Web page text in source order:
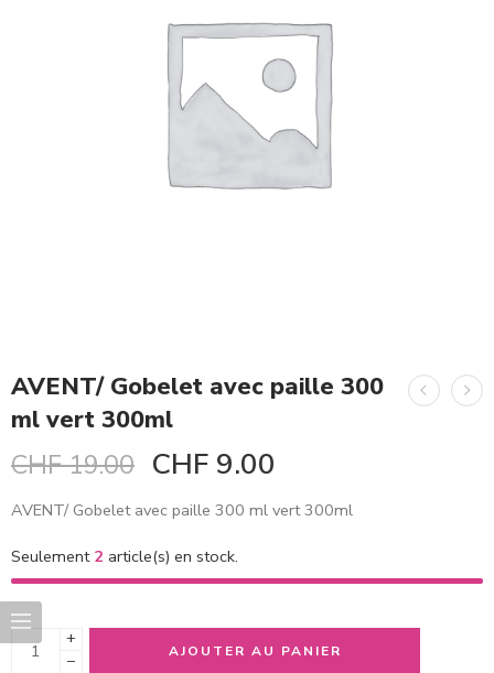
AVENT/ Gobelet avec paille 300
ml vert 300ml
CHF19.00 CHF 9.00
AVENT/ Gobelet avec paille 300 ml vert 300ml
Seulement 2 article(s) en stock.
+
−
AJOUTER AU PANIER